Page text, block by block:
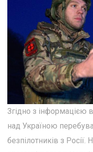
Згідно з інформацією
над Україною
безпілотників з Росії.